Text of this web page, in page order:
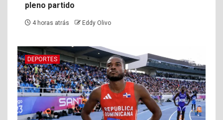
pleno partido
4 horas atrás Eddy Olivo
DEPORTES